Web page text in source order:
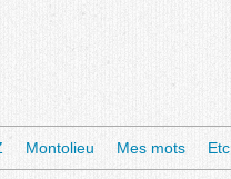
Montolieu Mes mots Etc.